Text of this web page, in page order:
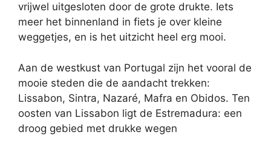
vrijwel uitgesloten door de grote drukte. Iets
meer het binnenland in fiets je over kleine
weggetjes, en is het uitzicht heel erg mooi.
Aan de westkust van Portugal zijn het vooral de
mooie steden die de aandacht trekken:
Lissabon, Sintra, Nazaré, Mafra en Obidos. Ten
oosten van Lissabon ligt de Estremadura: een
droog gebied met drukke wegen